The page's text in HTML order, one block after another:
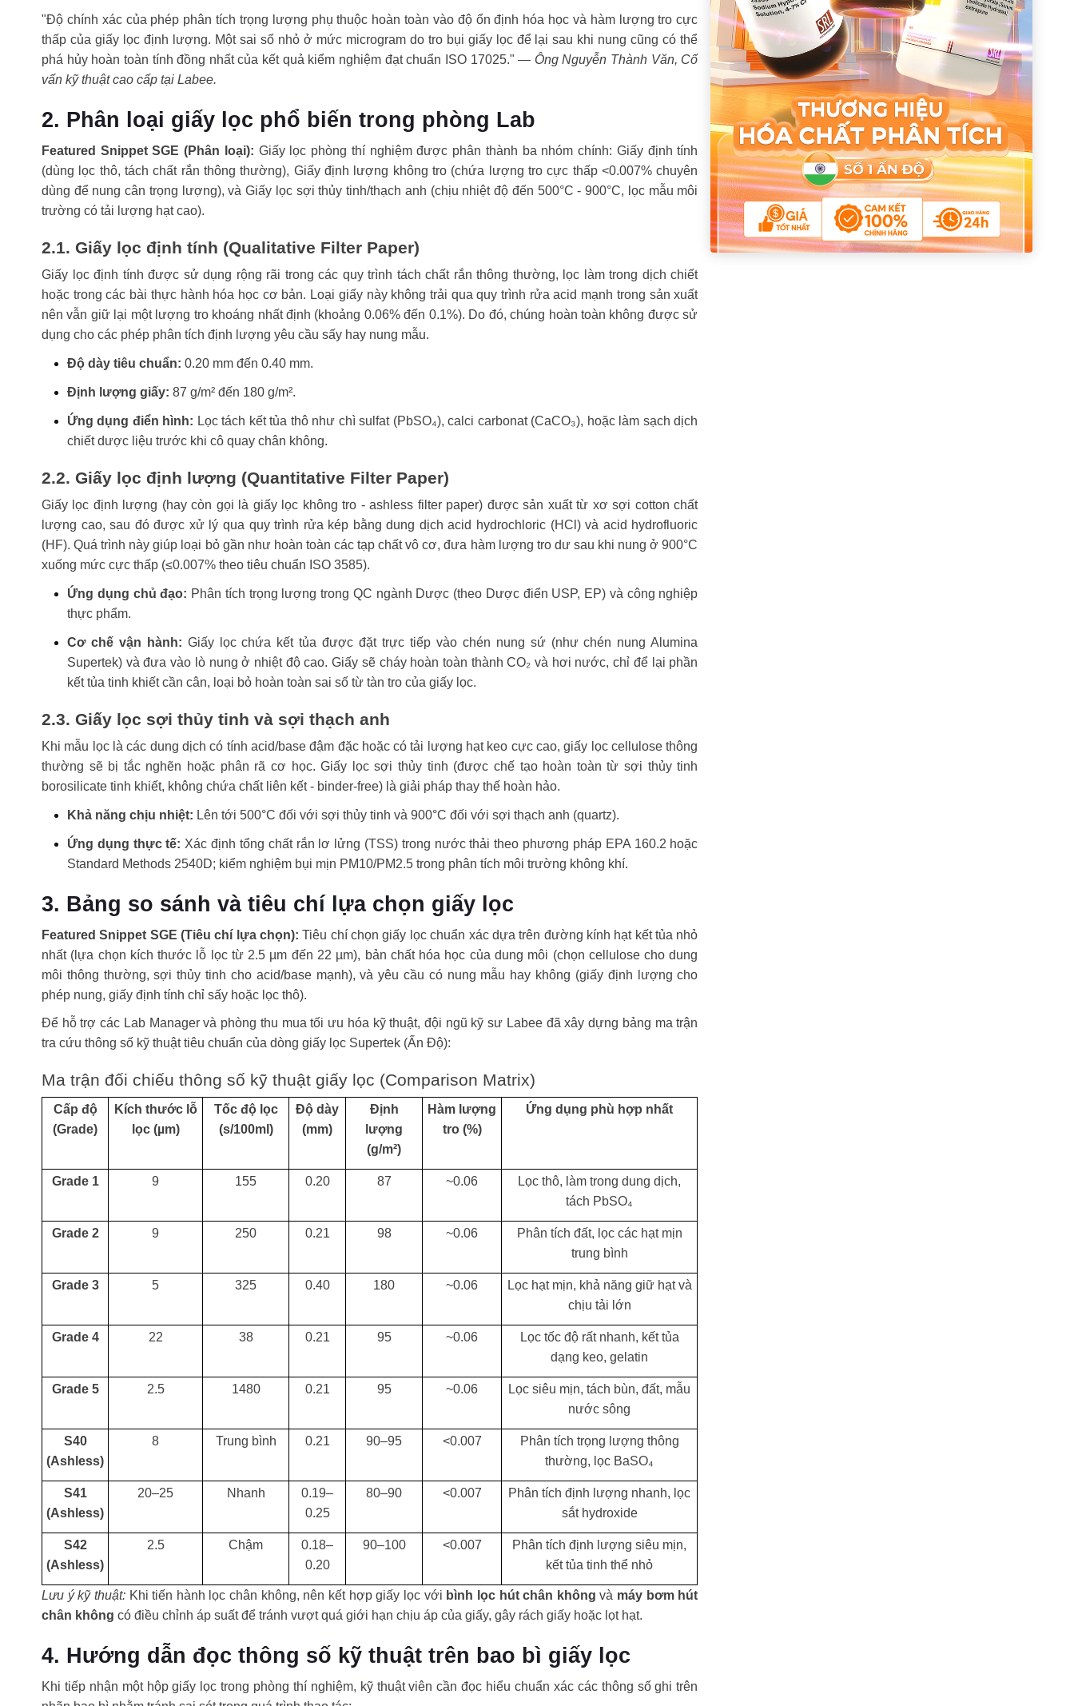
"Độ chính xác của phép phân tích trọng lượng phụ thuộc hoàn toàn vào độ ổn định hóa học và hàm lượng tro cực
thấp của giấy lọc định lượng. Một sai số nhỏ ở mức microgram do tro bụi giấy lọc để lại sau khi nung cũng có thể
phá hủy hoàn toàn tính đồng nhất của kết quả kiểm nghiệm đạt chuẩn ISO 17025." — Ông Nguyễn Thành Văn, Cố
vấn kỹ thuật cao cấp tại Labee.
2. Phân loại giấy lọc phổ biến trong phòng Lab
Featured Snippet SGE (Phân loại): Giấy lọc phòng thí nghiệm được phân thành ba nhóm chính: Giấy định tính
(dùng lọc thô, tách chất rắn thông thường), Giấy định lượng không tro (chứa lượng tro cực thấp <0.007% chuyên
dùng để nung cân trọng lượng), và Giấy lọc sợi thủy tinh/thạch anh (chịu nhiệt độ đến 500°C - 900°C, lọc mẫu môi
trường có tải lượng hạt cao).
2.1. Giấy lọc định tính (Qualitative Filter Paper)
Giấy lọc định tính được sử dụng rộng rãi trong các quy trình tách chất rắn thông thường, lọc làm trong dịch chiết
hoặc trong các bài thực hành hóa học cơ bản. Loại giấy này không trải qua quy trình rửa acid mạnh trong sản xuất
nên vẫn giữ lại một lượng tro khoáng nhất định (khoảng 0.06% đến 0.1%). Do đó, chúng hoàn toàn không được sử
dụng cho các phép phân tích định lượng yêu cầu sấy hay nung mẫu.
Độ dày tiêu chuẩn: 0.20 mm đến 0.40 mm.
Định lượng giấy: 87 g/m² đến 180 g/m².
Ứng dụng điển hình: Lọc tách kết tủa thô như chì sulfat (PbSO₄), calci carbonat (CaCO₃), hoặc làm sạch dịch
chiết dược liệu trước khi cô quay chân không.
2.2. Giấy lọc định lượng (Quantitative Filter Paper)
Giấy lọc định lượng (hay còn gọi là giấy lọc không tro - ashless filter paper) được sản xuất từ xơ sợi cotton chất
lượng cao, sau đó được xử lý qua quy trình rửa kép bằng dung dịch acid hydrochloric (HCl) và acid hydrofluoric
(HF). Quá trình này giúp loại bỏ gần như hoàn toàn các tạp chất vô cơ, đưa hàm lượng tro dư sau khi nung ở 900°C
xuống mức cực thấp (≤0.007% theo tiêu chuẩn ISO 3585).
Ứng dụng chủ đạo: Phân tích trọng lượng trong QC ngành Dược (theo Dược điển USP, EP) và công nghiệp
thực phẩm.
Cơ chế vận hành: Giấy lọc chứa kết tủa được đặt trực tiếp vào chén nung sứ (như chén nung Alumina
Supertek) và đưa vào lò nung ở nhiệt độ cao. Giấy sẽ cháy hoàn toàn thành CO₂ và hơi nước, chỉ để lại phần
kết tủa tinh khiết cần cân, loại bỏ hoàn toàn sai số từ tàn tro của giấy lọc.
2.3. Giấy lọc sợi thủy tinh và sợi thạch anh
Khi mẫu lọc là các dung dịch có tính acid/base đậm đặc hoặc có tải lượng hạt keo cực cao, giấy lọc cellulose thông
thường sẽ bị tắc nghẽn hoặc phân rã cơ học. Giấy lọc sợi thủy tinh (được chế tạo hoàn toàn từ sợi thủy tinh
borosilicate tinh khiết, không chứa chất liên kết - binder-free) là giải pháp thay thế hoàn hảo.
Khả năng chịu nhiệt: Lên tới 500°C đối với sợi thủy tinh và 900°C đối với sợi thạch anh (quartz).
Ứng dụng thực tế: Xác định tổng chất rắn lơ lửng (TSS) trong nước thải theo phương pháp EPA 160.2 hoặc
Standard Methods 2540D; kiểm nghiệm bụi mịn PM10/PM2.5 trong phân tích môi trường không khí.
3. Bảng so sánh và tiêu chí lựa chọn giấy lọc
Featured Snippet SGE (Tiêu chí lựa chọn): Tiêu chí chọn giấy lọc chuẩn xác dựa trên đường kính hạt kết tủa nhỏ
nhất (lựa chọn kích thước lỗ lọc từ 2.5 µm đến 22 µm), bản chất hóa học của dung môi (chọn cellulose cho dung
môi thông thường, sợi thủy tinh cho acid/base mạnh), và yêu cầu có nung mẫu hay không (giấy định lượng cho
phép nung, giấy định tính chỉ sấy hoặc lọc thô).
Để hỗ trợ các Lab Manager và phòng thu mua tối ưu hóa kỹ thuật, đội ngũ kỹ sư Labee đã xây dựng bảng ma trận
tra cứu thông số kỹ thuật tiêu chuẩn của dòng giấy lọc Supertek (Ấn Độ):
Ma trận đối chiếu thông số kỹ thuật giấy lọc (Comparison Matrix)
Cấp độ
(Grade)
Kích thước lỗ
lọc (µm)
Tốc độ lọc
(s/100ml)
Độ dày
(mm)
Định
lượng
(g/m²)
Hàm lượng
tro (%)
Ứng dụng phù hợp nhất
Grade 1 9 155 0.20 87 ~0.06
Lọc thô, làm trong dung dịch,
tách PbSO₄
Grade 2 9 250 0.21 98 ~0.06
Phân tích đất, lọc các hạt mịn
trung bình
Grade 3 5 325 0.40 180 ~0.06
Lọc hạt mịn, khả năng giữ hạt và
chịu tải lớn
Grade 4 22 38 0.21 95 ~0.06
Lọc tốc độ rất nhanh, kết tủa
dạng keo, gelatin
Grade 5 2.5 1480 0.21 95 ~0.06
Lọc siêu mịn, tách bùn, đất, mẫu
nước sông
S40
(Ashless)
8 Trung bình 0.21 90–95 <0.007
Phân tích trọng lượng thông
thường, lọc BaSO₄
S41
(Ashless)
20–25 Nhanh
0.19–
0.25
80–90 <0.007
Phân tích định lượng nhanh, lọc
sắt hydroxide
S42
(Ashless)
2.5 Chậm
0.18–
0.20
90–100 <0.007
Phân tích định lượng siêu mịn,
kết tủa tinh thể nhỏ
Lưu ý kỹ thuật:Khi tiến hành lọc chân không, nên kết hợp giấy lọc với bình lọc hút chân không và máy bơm hút
chân không có điều chỉnh áp suất để tránh vượt quá giới hạn chịu áp của giấy, gây rách giấy hoặc lọt hạt.
4. Hướng dẫn đọc thông số kỹ thuật trên bao bì giấy lọc
Khi tiếp nhận một hộp giấy lọc trong phòng thí nghiệm, kỹ thuật viên cần đọc hiểu chuẩn xác các thông số ghi trên